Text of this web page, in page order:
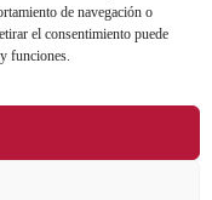
de navegación o
el consentimiento puede
funciones.
DE TRATAMIENTO